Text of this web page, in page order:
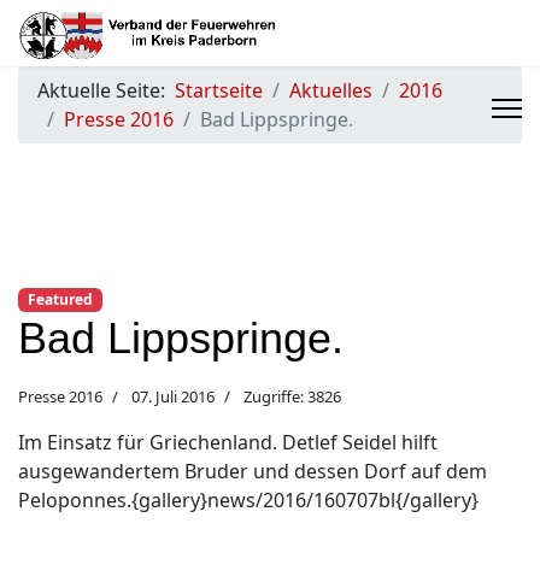
Aktuelle Seite: Startseite Aktuelles
2016
Presse 2016
Bad Lippspringe.
Featured
Bad Lippspringe.
Presse 2016 07. Juli 2016 Zugriffe: 3826
Im Einsatz für Griechenland. Detlef Seidel hilft
ausgewandertem Bruder und dessen Dorf auf dem
Peloponnes.{gallery}news/2016/160707bl{/gallery}